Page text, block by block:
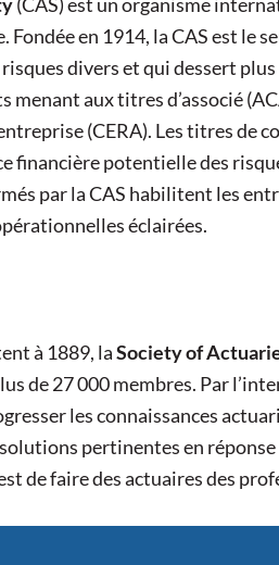
en 1914, la CAS est le
divers et qui dessert
menant aux titres d’associé
(CERA). Les titres de
financière potentielle des
par la CAS habilitent les
éclairées.
à 1889, laSociety of
de 27 000 membres. Par
les connaissances
pertinentes en
de faire des actuaires des